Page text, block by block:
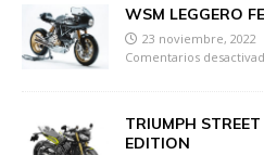
WSM LEGGERO FE
23 noviembre, 2022
Comentarios
TRIUMPH
EDITION